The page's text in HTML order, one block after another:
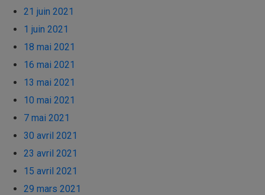
21 juin 2021
1 juin 2021
18 mai 2021
16 mai 2021
13 mai 2021
10 mai 2021
7 mai 2021
30 avril 2021
23 avril 2021
15 avril 2021
29 mars 2021